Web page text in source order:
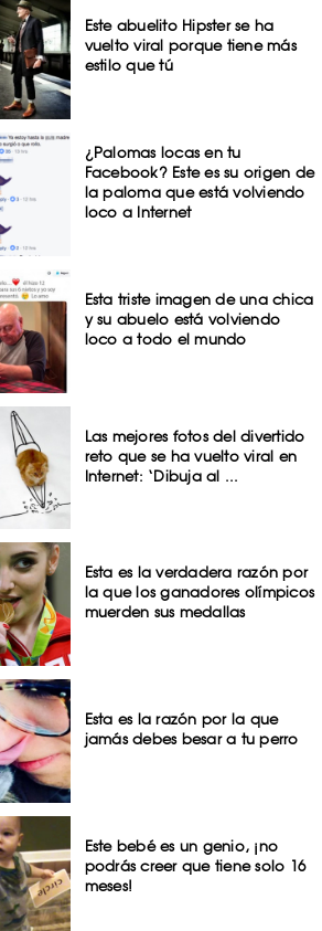
Este abuelito Hipster se ha
vuelto viral porque tiene más
estilo que tú
¿Palomas locas en tu
Facebook? Este es su origen de
la paloma que está volviendo
loco a Internet
Esta triste imagen de una chica
y su abuelo está volviendo
loco a todo el mundo
Las mejores fotos del divertido
reto que se ha vuelto viral en
Internet: ‘Dibuja al ...
Esta es la verdadera razón por
la que los ganadores olímpicos
muerden sus medallas
Esta es la razón por la que
jamás debes besar a tu perro
Este bebé es un genio, ¡no
podrás creer que tiene solo 16
meses!